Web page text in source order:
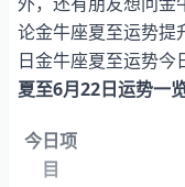
论金牛座夏至运势提
日金牛座夏至运势今
夏至6月22日运势一
今日项
目